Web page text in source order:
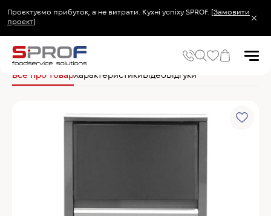
Проєктуємо прибуток, а не витрати. Кухні успіху SPROF. [Замовити
проєкт]
Популярні запити
Овочерізки професійні
Хімія для пароконвектоматів
Головна Барне обладнання Ice Tech Льодогенератор
Все про товарХарактеристикиВідеоВідгуки